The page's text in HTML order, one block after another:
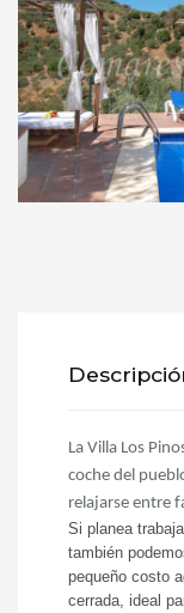
La Villa Los
coche del
relajarse entre
Si planea
también
pequeño costo
cerrada, ideal